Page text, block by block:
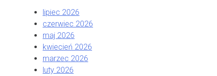
lipiec 2026
czerwiec 2026
maj 2026
kwiecień 2026
marzec 2026
luty 2026